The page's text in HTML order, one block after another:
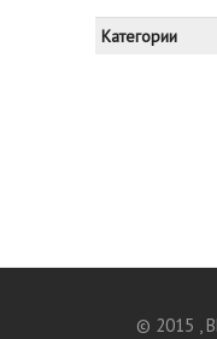
Категории
© 2015 ,